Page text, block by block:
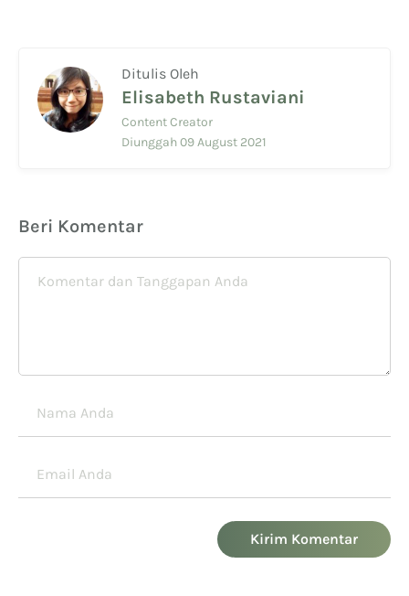
Ditulis Oleh
Elisabeth Rustaviani
Content Creator
Diunggah 09 August 2021
Beri Komentar
Kirim Komentar